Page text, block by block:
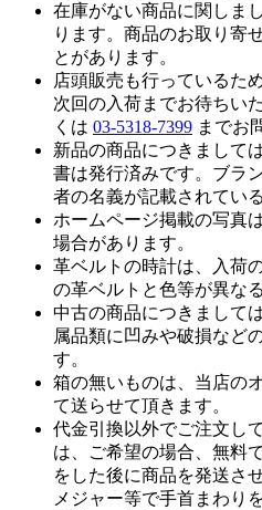
在庫がない商品に関しま
ります。商品のお取り寄
とがあります。
店頭販売も行っているた
次回の入荷までお待ちい
くは 03-5318-7399 までお
新品の商品につきまして
書は発行済みです。ブラ
者の名義が記載されてい
ホームページ掲載の写真
場合があります。
革ベルトの時計は、入荷
の革ベルトと色等が異な
中古の商品につきまして
属品類に凹みや破損など
す。
箱の無いものは、当店の
て送らせて頂きます。
代金引換以外でご注文し
は、ご希望の場合、無料
をした後に商品を発送さ
メジャー等で手首まわり